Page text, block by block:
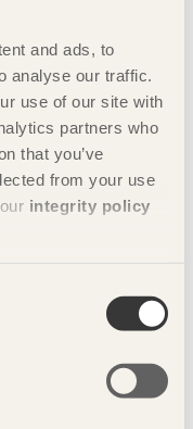
and ads, to
analyse our traffic.
use of our site with
partners who
that you’ve
from your use
integrity policy
tidningen Trä nr
Trä